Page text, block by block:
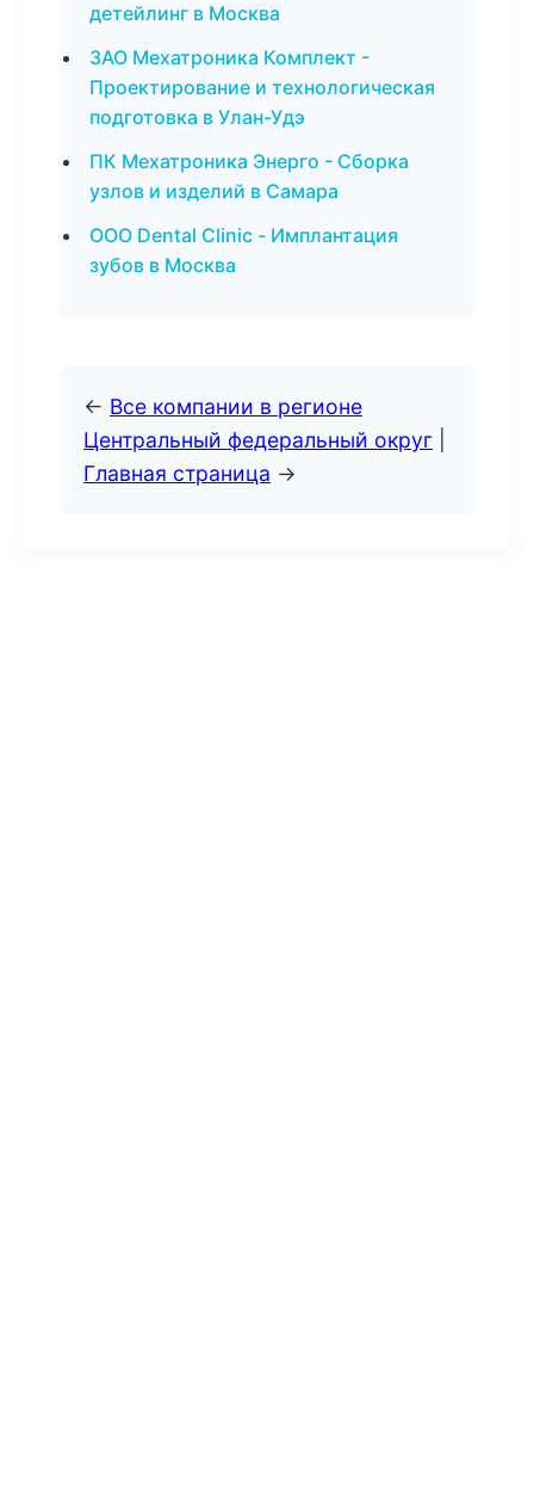
детейлинг в Москва
ЗАО Мехатроника Комплект -
Проектирование и технологическая
подготовка в Улан-Удэ
ПК Мехатроника Энерго - Сборка
узлов и изделий в Самара
ООО Dental Clinic - Имплантация
зубов в Москва
← Все компании в регионе
Центральный федеральный округ
Главная страница →